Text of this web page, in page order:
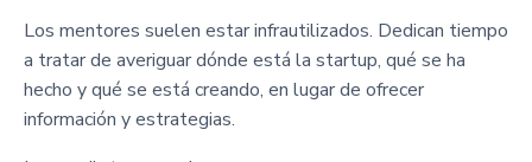
Los mentores suelen estar infrautilizados. Dedican tiempo
a tratar de averiguar dónde está la startup, qué se ha
hecho y qué se está creando, en lugar de ofrecer
información y estrategias.